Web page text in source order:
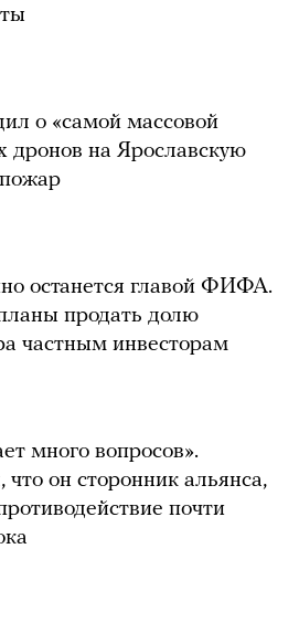
о «самой массовой
дронов на Ярославскую
останется главой ФИФА.
продать долю
частным инвесторам
много вопросов».
он сторонник альянса,
почти